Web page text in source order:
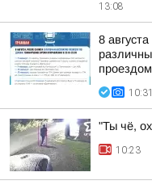
13:08
8
10:31
"Ты чё,
10:23